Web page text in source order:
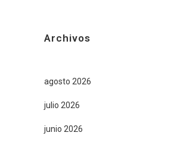
Archivos
agosto 2026
julio 2026
junio 2026